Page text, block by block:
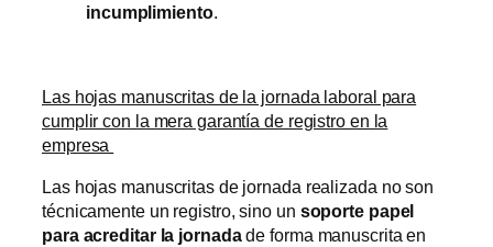
incumplimiento.
Las hojas manuscritas de la jornada laboral para
cumplir con la mera garantía de registro en la
empresa
Las hojas manuscritas de jornada realizada no son
técnicamente un registro, sino un soporte papel
para acreditar la jornadade forma manuscrita en